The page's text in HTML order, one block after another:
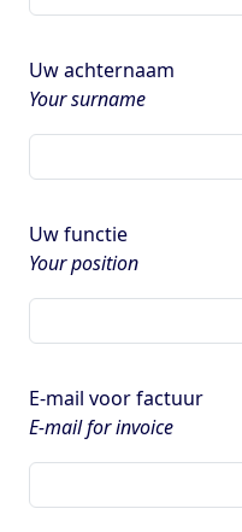
Uw achternaam
Your surname
Uw functie
Your position
E-mail voor factuur
E-mail for invoice